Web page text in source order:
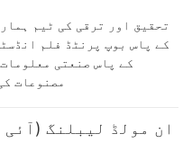
تحقیق اور ترقی کی ٹیم
کے پاس بوپ پرنٹڈ فلم
کے پاس صنعتی
مصنوعات
ان مولڈ لیبلنگ